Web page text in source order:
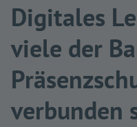
Digitales
viele der
verbunden